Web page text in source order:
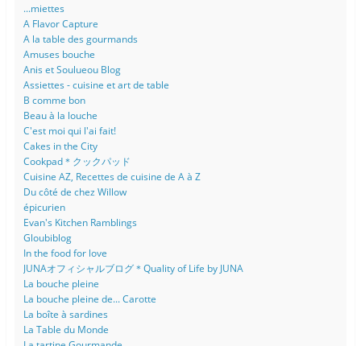
...miettes
A Flavor Capture
A la table des gourmands
Amuses bouche
Anis et Soulueou Blog
Assiettes - cuisine et art de table
B comme bon
Beau à la louche
C'est moi qui l'ai fait!
Cakes in the City
Cookpad＊クックパッド
Cuisine AZ, Recettes de cuisine de A à Z
Du côté de chez Willow
épicurien
Evan's Kitchen Ramblings
Gloubiblog
In the food for love
JUNAオフィシャルブログ＊Quality of Life by JUNA
La bouche pleine
La bouche pleine de... Carotte
La boîte à sardines
La Table du Monde